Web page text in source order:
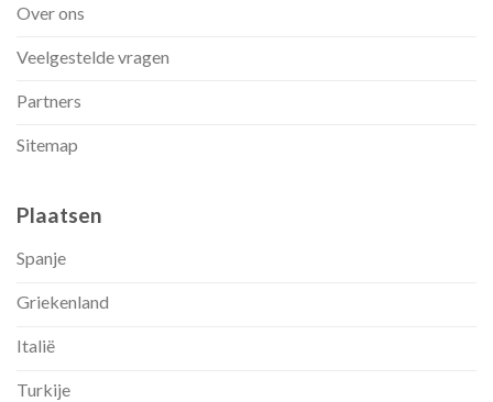
Over ons
Veelgestelde vragen
Partners
Sitemap
Plaatsen
Spanje
Griekenland
Italië
Turkije